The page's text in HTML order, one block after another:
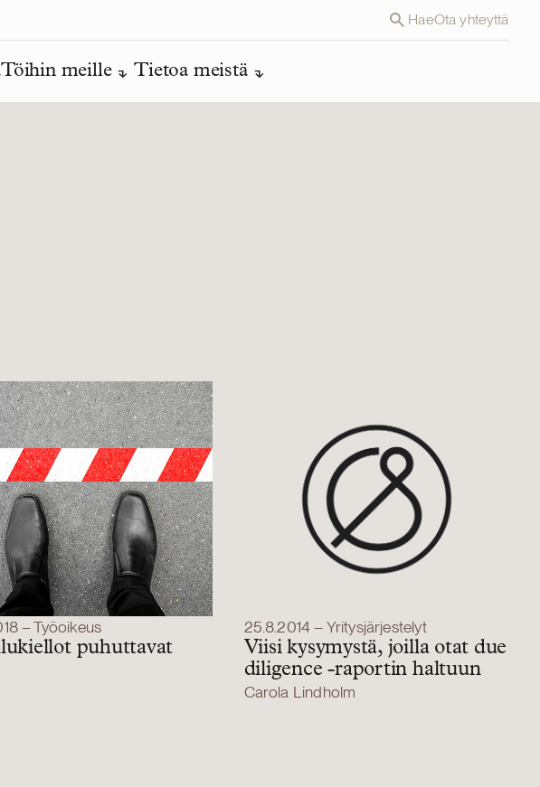
HaeOta yhteyttä
Töihin meille Tietoa meistä
– Työoikeus
puhuttavat
25.8.2014 – Yritysjärjestelyt
Viisi kysymystä, joilla otat due
diligence -raportin haltuun
Carola Lindholm